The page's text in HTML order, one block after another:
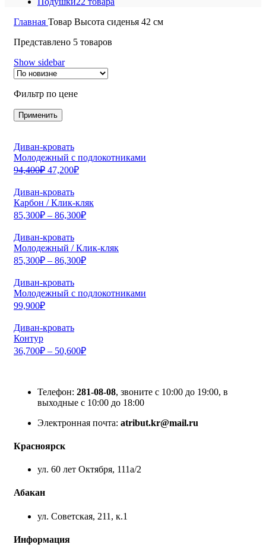
Главная Товар Высота сиденья 42 см
Представлено 5 товаров
Show sidebar
Фильтр по цене
Применить
Диван-кровать
Молодежный с подлокотниками
94,400₽ 47,200₽
Диван-кровать
Карбон / Клик-кляк
85,300₽ – 86,300₽
Диван-кровать
Молодежный / Клик-кляк
85,300₽ – 86,300₽
Диван-кровать
Молодежный с подлокотниками
99,900₽
Диван-кровать
Контур
36,700₽ – 50,600₽
Телефон: 281-08-08, звоните с 10:00 до 19:00, в
выходные с 10:00 до 18:00
Электронная почта: atribut.kr@mail.ru
Красноярск
ул. 60 лет Октября, 111а/2
Абакан
ул. Советская, 211, к.1
Информация